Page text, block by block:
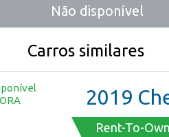
Não disponível
Carros similares
2019 Chevrolet
Rent-To-